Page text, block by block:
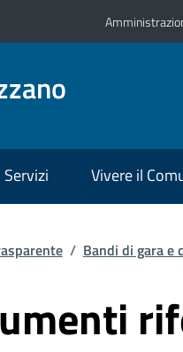
Servizi Vivere il
/ Bandi di gara e